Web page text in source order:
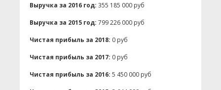
Выручка за 2016 год: 355 185 000 руб
Выручка за 2015 год: 799 226 000 руб
Чистая прибыль за 2018: 0 руб
Чистая прибыль за 2017: 0 руб
Чистая прибыль за 2016: 5 450 000 руб